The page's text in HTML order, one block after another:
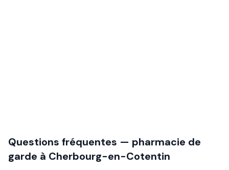
Questions fréquentes — pharmacie de
garde à Cherbourg-en-Cotentin